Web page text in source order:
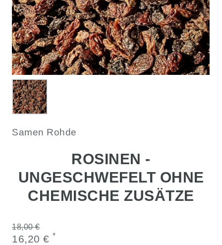
Samen Rohde
ROSINEN -
UNGESCHWEFELT OHNE
CHEMISCHE ZUSÄTZE
18,00 €
16,20 € *